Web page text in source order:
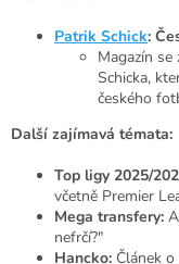
Patrik Schick:
Magazín se
Schicka,
českého
Další zajímavá témata:
Top ligy 2025/
včetně Premier
Mega transfery:
nefrčí?"
Hancko: Článek